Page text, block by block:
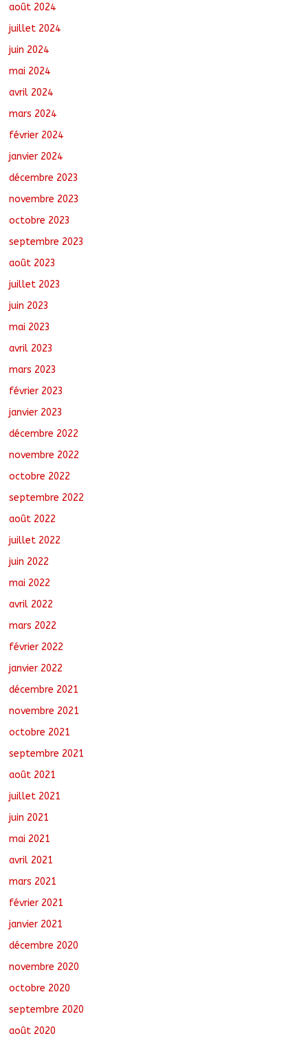
août 2024
juillet 2024
juin 2024
mai 2024
avril 2024
mars 2024
février 2024
janvier 2024
décembre 2023
novembre 2023
octobre 2023
septembre 2023
août 2023
juillet 2023
juin 2023
mai 2023
avril 2023
mars 2023
février 2023
janvier 2023
décembre 2022
novembre 2022
octobre 2022
septembre 2022
août 2022
juillet 2022
juin 2022
mai 2022
avril 2022
mars 2022
février 2022
janvier 2022
décembre 2021
novembre 2021
octobre 2021
septembre 2021
août 2021
juillet 2021
juin 2021
mai 2021
avril 2021
mars 2021
février 2021
janvier 2021
décembre 2020
novembre 2020
octobre 2020
septembre 2020
août 2020